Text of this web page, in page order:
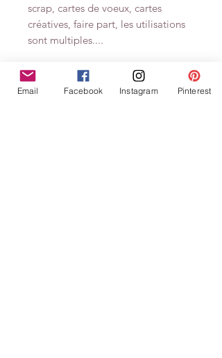
scrap, cartes de voeux, cartes
créatives, faire part, les utilisations
sont multiples....
Email Facebook Instagram Pinterest